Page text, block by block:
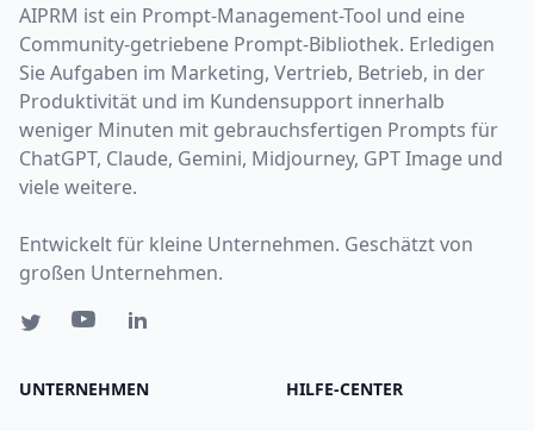
AIPRM ist ein Prompt-Management-Tool und eine
Community-getriebene Prompt-Bibliothek. Erledigen
Sie Aufgaben im Marketing, Vertrieb, Betrieb, in der
Produktivität und im Kundensupport innerhalb
weniger Minuten mit gebrauchsfertigen Prompts für
ChatGPT, Claude, Gemini, Midjourney, GPT Image und
viele weitere.
Entwickelt für kleine Unternehmen. Geschätzt von
großen Unternehmen.
UNTERNEHMEN HILFE-CENTER